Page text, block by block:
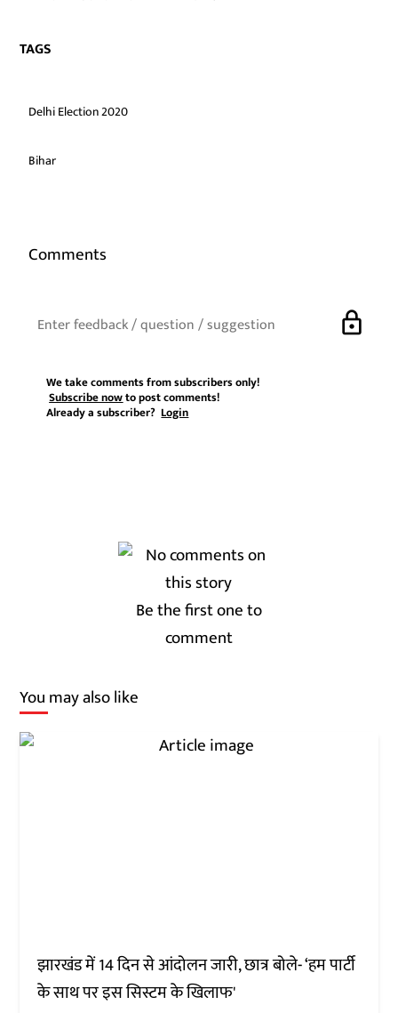
TAGS
Delhi Election 2020
Bihar
Comments
lock
We take comments from subscribers only!
Subscribe nowto post comments!
Already a subscriber?Login
Be the first one to
comment
You may also like
झारखंड में 14 दिन से आंदोलन जारी, छात्र बोले- ‘हम पार्टी
के साथ पर इस सिस्टम के खिलाफ'